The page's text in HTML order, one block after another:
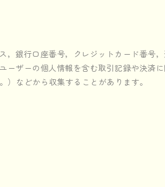
銀行口座番号，クレジットカード番号
ザーの個人情報を含む取引記録や決済
などから収集することがあります。